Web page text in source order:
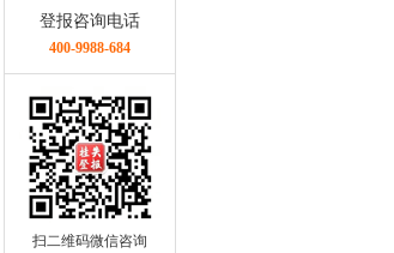
登报咨询电话
400-9988-684
扫二维码微信咨询